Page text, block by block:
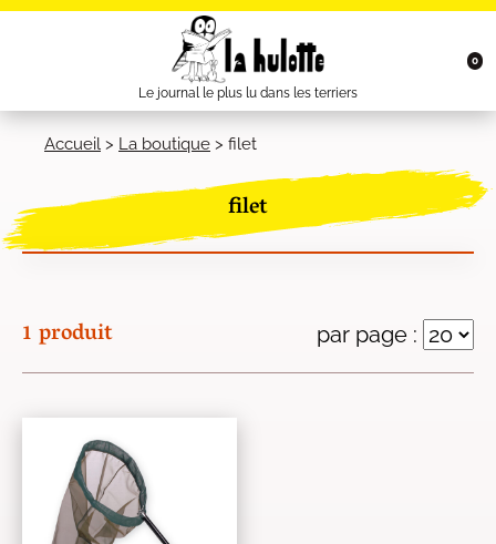
Le journal le plus lu dans les terriers
0
Accueil > La boutique > filet
filet
1 produit par page :